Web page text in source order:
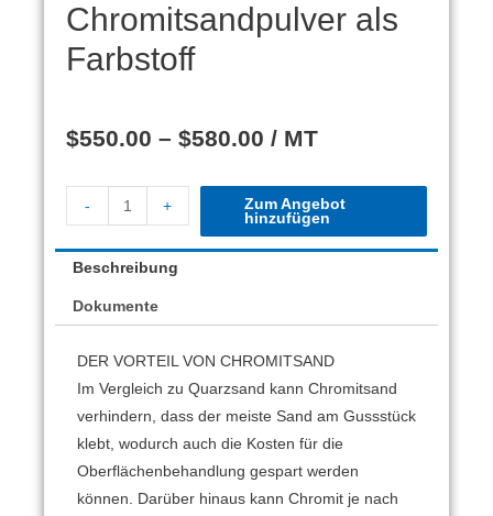
Chromitsandpulver als
Farbstoff
$550.00 – $580.00 / MT
- +
Zum Angebot
hinzufügen
Beschreibung
Dokumente
DER VORTEIL VON CHROMITSAND
Im Vergleich zu Quarzsand kann Chromitsand
verhindern, dass der meiste Sand am Gussstück
klebt, wodurch auch die Kosten für die
Oberflächenbehandlung gespart werden
können. Darüber hinaus kann Chromit je nach